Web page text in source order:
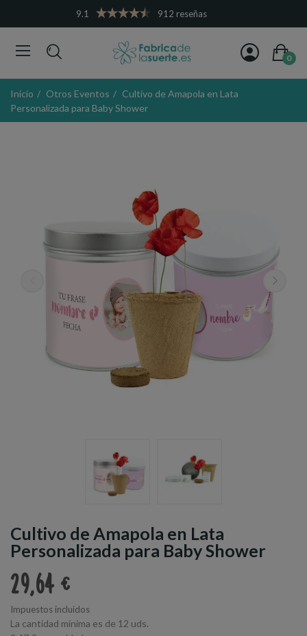
9.1 912 reseñas
0
Inicio Otros Eventos
Cultivo de Amapola en Lata
Personalizada para Baby Shower
Cultivo de Amapola en Lata
Personalizada para Baby Shower
29,64 €
Impuestos incluidos
La cantidad mínima es de 12 uds.